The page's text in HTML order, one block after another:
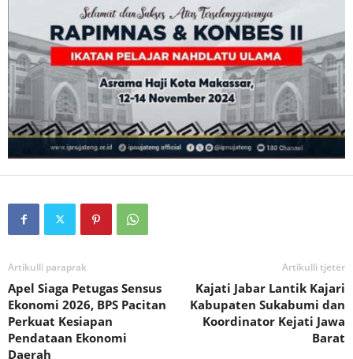
Artikulli paraprak
Apel Siaga Petugas Sensus
Ekonomi 2026, BPS Pacitan
Perkuat Kesiapan
Pendataan Ekonomi
Daerah
Artikulli tjetër
Kajati Jabar Lantik Kajari
Kabupaten Sukabumi dan
Koordinator Kejati Jawa
Barat